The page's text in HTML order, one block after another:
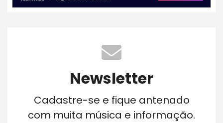
Newsletter
Cadastre-se e fique antenado
com muita música e informação.